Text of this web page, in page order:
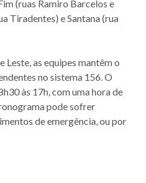
(ruas Ramiro Barcelos e
Tiradentes) e Santana (rua
Leste, as equipes mantêm o
no sistema 156. O
às 17h, com uma hora de
pode sofrer
de emergência, ou por